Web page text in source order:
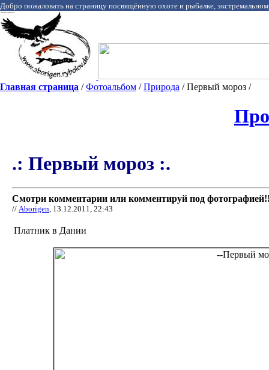
Добро пожаловать на страницу посвящённую охоте и рыбалке,
Главная страница /Фотоальбом /Природа / Первый мороз /
.: Первый мороз :.
Смотри комментарии или комментируй под
// Aborigen, 13.12.2011, 22:43
Платник в Дании